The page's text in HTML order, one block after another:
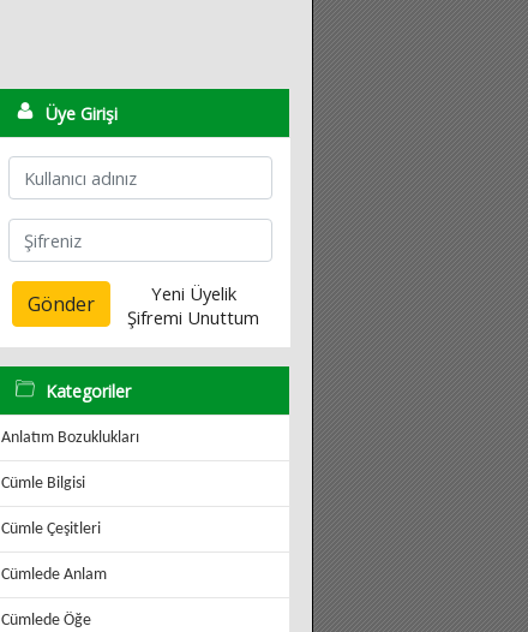
Üye Girişi
Gönder
Yeni Üyelik
Şifremi Unuttum
Kategoriler
Anlatım Bozuklukları
Cümle Bilgisi
Cümle Çeşitleri
Cümlede Anlam
Cümlede Öğe